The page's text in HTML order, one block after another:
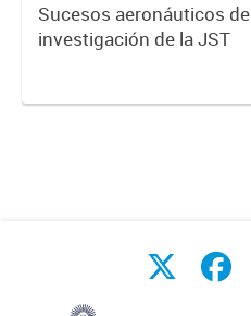
Sucesos aeronáuticos de
investigación de la JST